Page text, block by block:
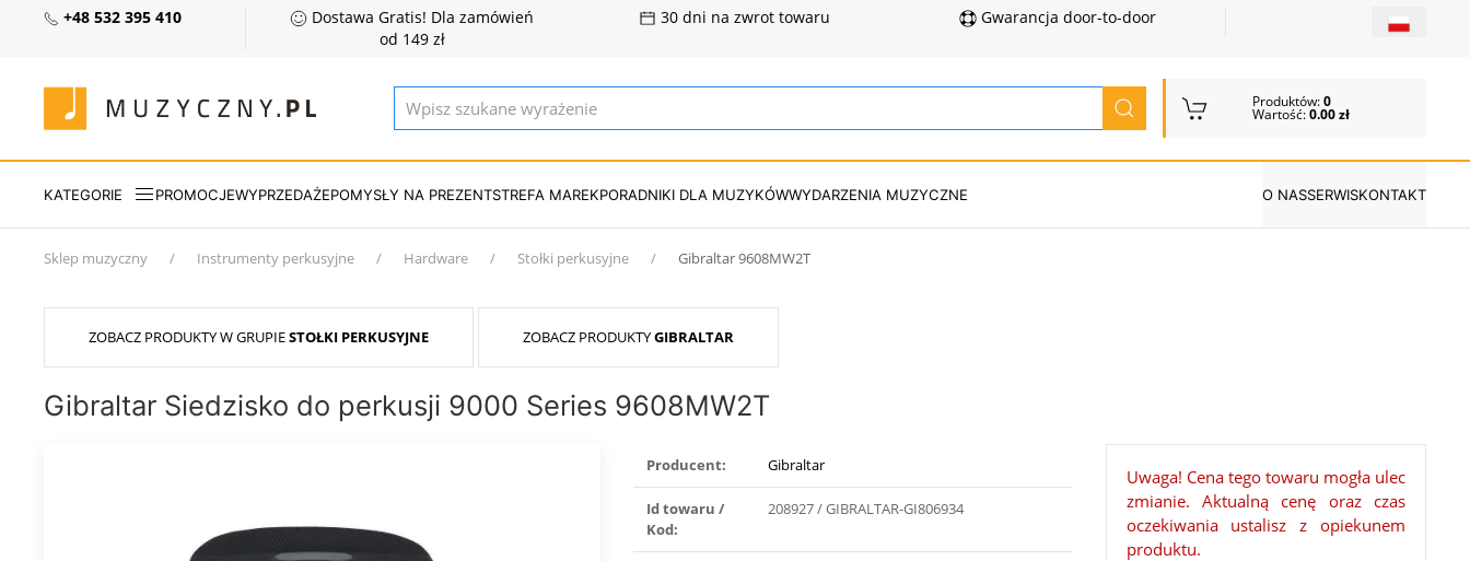
+48 532 395 410
Dostawa Gratis! Dla zamówień
od 149 zł
30 dni na zwrot towaru Gwarancja door-to-door
Produktów:0
Wartość:0.00 zł
KATEGORIE PROMOCJEWYPRZEDAŻEPOMYSŁY NA PREZENTSTREFA MAREKPORADNIKI DLA MUZYKÓWWYDARZENIA MUZYCZNE O NASSERWISKONTAKT
Sklep muzyczny Instrumenty perkusyjne Hardware Stołki perkusyjne Gibraltar 9608MW2T
ZOBACZ PRODUKTY W GRUPIESTOŁKI PERKUSYJNE ZOBACZ PRODUKTYGIBRALTAR
Gibraltar Siedzisko do perkusji 9000 Series 9608MW2T
Producent: Gibraltar
Id towaru /
Kod:
208927 / GIBRALTAR-GI806934
Uwaga! Cena tego towaru mogła ulec
zmianie. Aktualną cenę oraz czas
oczekiwania ustalisz z opiekunem
produktu.